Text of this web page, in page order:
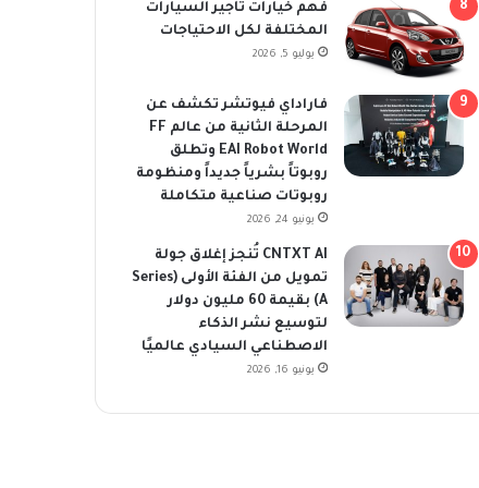
فهم خيارات تأجير السيارات
المختلفة لكل الاحتياجات
يوليو 5, 2026
فاراداي فيوتشر تكشف عن
المرحلة الثانية من عالم FF
EAI Robot World وتطلق
روبوتاً بشرياً جديداً ومنظومة
روبوتات صناعية متكاملة
يونيو 24, 2026
CNTXT AI تُنجز إغلاق جولة
تمويل من الفئة الأولى (Series
A) بقيمة 60 مليون دولار
لتوسيع نشر الذكاء
الاصطناعي السيادي عالميًا
يونيو 16, 2026